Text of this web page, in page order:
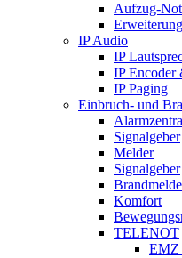
Aufzug-
IP Audio
IP
IP Encoder
IP Paging
Einbruch- und
Signalgeber
Melder
Signalgeber
Komfort
TELENOT
EMZ